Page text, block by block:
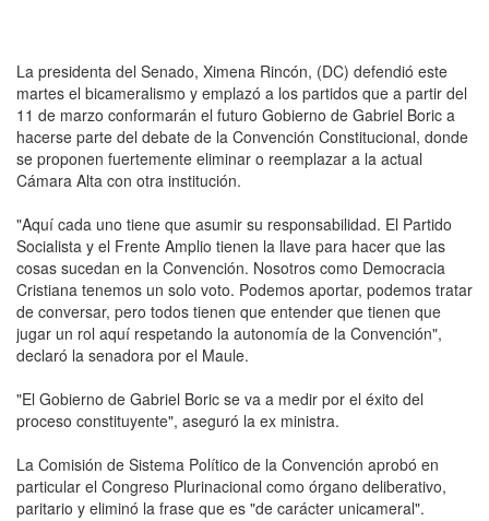
La presidenta del Senado, Ximena Rincón, (DC) defendió este
martes el bicameralismo y emplazó a los partidos que a partir del
11 de marzo conformarán el futuro Gobierno de Gabriel Boric a
hacerse parte del debate de la Convención Constitucional, donde
se proponen fuertemente eliminar o reemplazar a la actual
Cámara Alta con otra institución.
"Aquí cada uno tiene que asumir su responsabilidad. El Partido
Socialista y el Frente Amplio tienen la llave para hacer que las
cosas sucedan en la Convención. Nosotros como Democracia
Cristiana tenemos un solo voto. Podemos aportar, podemos tratar
de conversar, pero todos tienen que entender que tienen que
jugar un rol aquí respetando la autonomía de la Convención",
declaró la senadora por el Maule.
"El Gobierno de Gabriel Boric se va a medir por el éxito del
proceso constituyente", aseguró la ex ministra.
La Comisión de Sistema Político de la Convención aprobó en
particular el Congreso Plurinacional como órgano deliberativo,
paritario y eliminó la frase que es "de carácter unicameral".